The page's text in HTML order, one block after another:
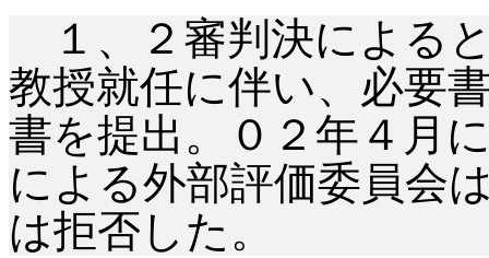
１、２審判決による
教授就任に伴い、必要
書を提出。０２年４月
による外部評価委員会
は拒否した。